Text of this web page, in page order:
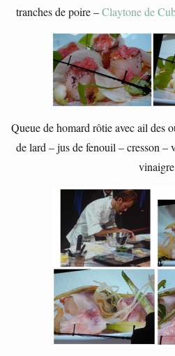
tranches de poire –Claytone de
Queue de homard rôtie avec ail des
de lard – jus de fenouil – cresson –
vinaigre